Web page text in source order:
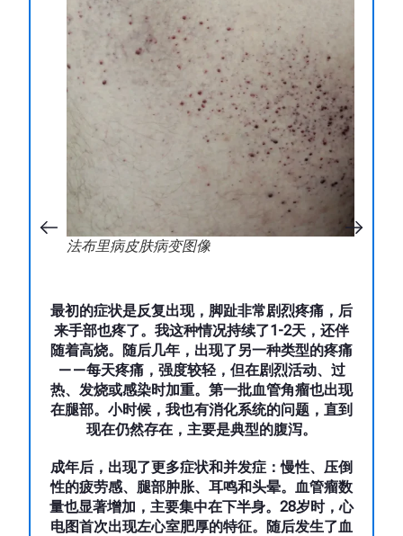
法布里病皮肤病变图像
最初的症状是反复出现，脚趾非常剧烈疼痛，后
来手部也疼了。我这种情况持续了1-2天，还伴
随着高烧。随后几年，出现了另一种类型的疼痛
——每天疼痛，强度较轻，但在剧烈活动、过
热、发烧或感染时加重。第一批血管角瘤也出现
在腿部。小时候，我也有消化系统的问题，直到
现在仍然存在，主要是典型的腹泻。
成年后，出现了更多症状和并发症：慢性、压倒
性的疲劳感、腿部肿胀、耳鸣和头晕。血管瘤数
量也显著增加，主要集中在下半身。28岁时，心
电图首次出现左心室肥厚的特征。随后发生了血